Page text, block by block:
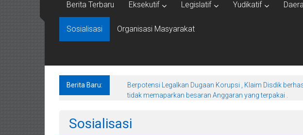
Berita Terbaru Eksekutif Legislatif Yudikatif
Sosialisasi Organisasi Masyarakat
Berita Baru:
Berpotensi Legalkan Dugaan Korupsi , Klaim Disdik
tidak memaparkan besaran Anggaran yang terpakai .
Sosialisasi